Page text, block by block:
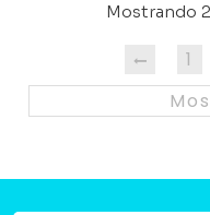
Mostrando
1